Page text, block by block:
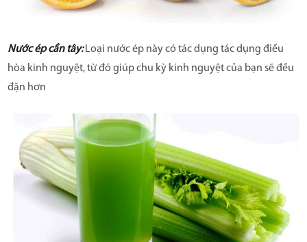
Nước ép cần tây:Loại nước ép này có tác dụng tác dụng điều
hòa kinh nguyệt, từ đó giúp chu kỳ kinh nguyệt của bạn sẽ đều
đặn hơn